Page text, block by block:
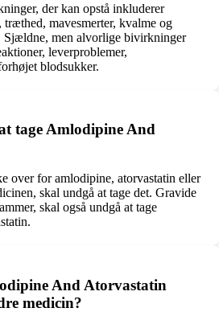
der kan opstå inkluderer
mavesmerter, kvalme og
Sjældne, men alvorlige bivirkninger
leverproblemer,
blodsukker.
tage Amlodipine And
over for amlodipine, atorvastatin eller
skal undgå at tage det. Gravide
skal også undgå at tage
And Atorvastatin
medicin?